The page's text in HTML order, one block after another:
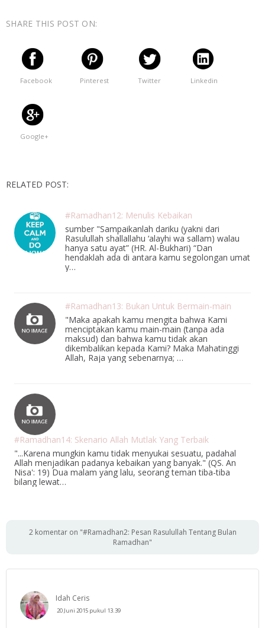
SHARE THIS POST ON:
Facebook Pinterest Twitter Linkedin
Google+
RELATED POST:
#Ramadhan12: Menulis Kebaikan
sumber "Sampaikanlah dariku (yakni dari
Rasulullah shallallahu ‘alayhi wa sallam) walau
hanya satu ayat” (HR. Al-Bukhari) “Dan
hendaklah ada di antara kamu segolongan umat
y…
#Ramadhan13: Bukan Untuk Bermain-main
"Maka apakah kamu mengita bahwa Kami
menciptakan kamu main-main (tanpa ada
maksud) dan bahwa kamu tidak akan
dikembalikan kepada Kami? Maka Mahatinggi
Allah, Raja yang sebenarnya; …
#Ramadhan14: Skenario Allah Mutlak Yang Terbaik
"...Karena mungkin kamu tidak menyukai sesuatu, padahal
Allah menjadikan padanya kebaikan yang banyak." (QS. An
Nisa': 19) Dua malam yang lalu, seorang teman tiba-tiba
bilang lewat…
2 komentar on "#Ramadhan2: Pesan Rasulullah Tentang Bulan
Ramadhan"
Idah Ceris
20 Juni 2015 pukul 13.39